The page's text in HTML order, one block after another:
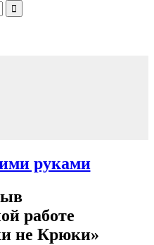
работе
не Крюки»